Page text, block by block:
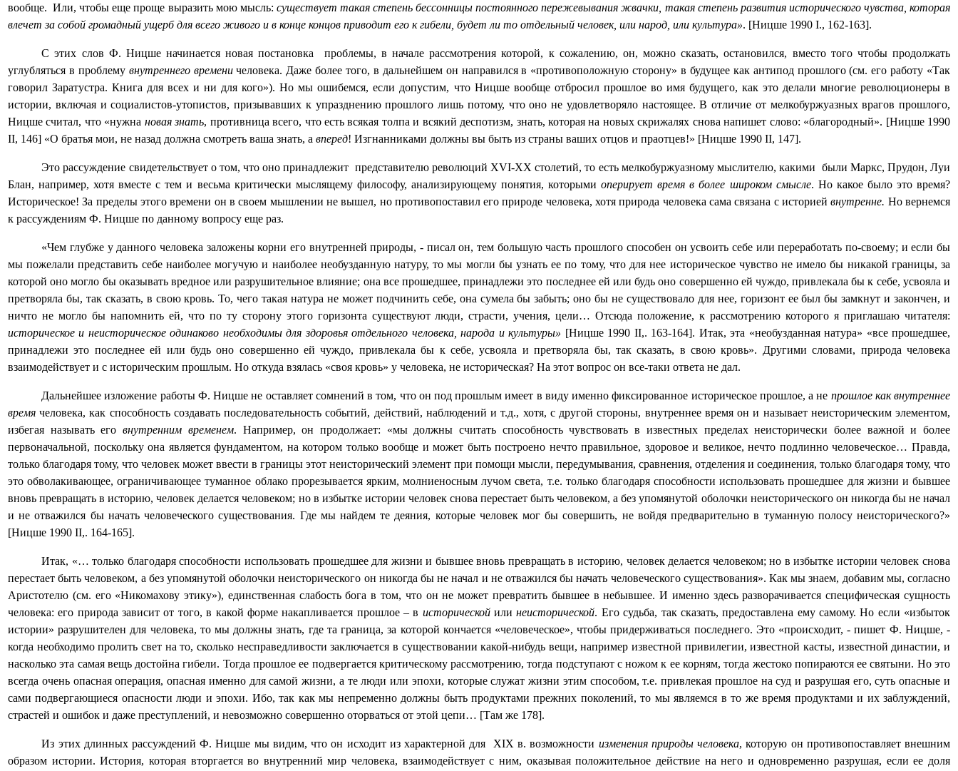
вообще. Или, чтобы еще проще выразить мою мысль: существует такая степень бессонницы постоянного пережевывания жвачки, такая степень развития исторического чувства, которая
влечет за собой громадный ущерб для всего живого и в конце концов приводит его к гибели, будет ли то отдельный человек, или народ, или культура». [Ницше 1990 I., 162-163].
С этих слов Ф. Ницше начинается новая постановка
проблемы, в начале рассмотрения которой, к сожалению, он, можно сказать, остановился, вместо того чтобы продолжать
углубляться в проблему внутреннего временичеловека. Даже более того, в дальнейшем он направился в «противоположную сторону» в будущее как антипод прошлого (см. его работу «Так
говорил Заратустра. Книга для всех и ни для кого»). Но мы ошибемся, если допустим, что Ницше вообще отбросил прошлое во имя будущего, как это делали многие революционеры в
истории, включая и социалистов-утопистов, призывавших к упразднению прошлого лишь потому, что оно не удовлетворяло настоящее. В отличие от мелкобуржуазных врагов прошлого,
Ницше считал, что «нужна новая знать, противница всего, что есть всякая толпа и всякий деспотизм, знать, которая на новых скрижалях снова напишет слово: «благородный». [Ницше 1990
II, 146] «О братья мои, не назад должна смотреть ваша знать, а вперед! Изгнанниками должны вы быть из страны ваших отцов и праотцев!» [Ницше 1990 II, 147].
Это рассуждение свидетельствует о том, что оно принадлежит представителю революций XVI-XX столетий, то есть мелкобуржуазному мыслителю, какими были Маркс, Прудон, Луи
Блан, например, хотя вместе с тем и весьма критически мыслящему философу, анализирующему понятия, которымиоперирует время в более широком смысле. Но какое было это время?
Историческое! За пределы этого времени он в своем мышлении не вышел, но противопоставил его природе человека, хотя природа человека сама связана с историейвнутренне. Но вернемся
к рассуждениям Ф. Ницше по данному вопросу еще раз.
«Чем глубже у данного человека заложены корни его внутренней природы, - писал он, тем большую часть прошлого способен он усвоить себе или переработать по-своему; и если бы
мы пожелали представить себе наиболее могучую и наиболее необузданную натуру, то мы могли бы узнать ее по тому, что для нее историческое чувство не имело бы никакой границы, за
которой оно могло бы оказывать вредное или разрушительное влияние; она все прошедшее, принадлежи это последнее ей или будь оно совершенно ей чуждо, привлекала бы к себе, усвояла и
претворяла бы, так сказать, в свою кровь. То, чего такая натура не может подчинить себе, она сумела бы забыть; оно бы не существовало для нее, горизонт ее был бы замкнут и закончен, и
ничто не могло бы напомнить ей, что по ту сторону этого горизонта существуют люди, страсти, учения, цели… Отсюда положение, к рассмотрению которого я приглашаю читателя:
историческое и неисторическое одинаково необходимы для здоровья отдельного человека, народа и культуры» [Ницше 1990 II,. 163-164]. Итак, эта «необузданная натура» «все прошедшее,
принадлежи это последнее ей или будь оно совершенно ей чуждо, привлекала бы к себе, усвояла и претворяла бы, так сказать, в свою кровь». Другими словами, природа человека
взаимодействует и с историческим прошлым. Но откуда взялась «своя кровь» у человека, не историческая? На этот вопрос он все-таки ответа не дал.
Дальнейшее изложение работы Ф. Ницше не оставляет сомнений в том, что он под прошлым имеет в виду именно фиксированное историческое прошлое, а не прошлое как внутреннее
время человека, как способность создавать последовательность событий, действий, наблюдений и т.д., хотя, с другой стороны, внутреннее время он и называет неисторическим элементом,
избегая называть еговнутренним временем. Например, он продолжает: «мы должны считать способность чувствовать в известных пределах неисторически более важной и более
первоначальной, поскольку она является фундаментом, на котором только вообще и может быть построено нечто правильное, здоровое и великое, нечто подлинно человеческое… Правда,
только благодаря тому, что человек может ввести в границы этот неисторический элемент при помощи мысли, передумывания, сравнения, отделения и соединения, только благодаря тому, что
это обволакивающее, ограничивающее туманное облако прорезывается ярким, молниеносным лучом света, т.е. только благодаря способности использовать прошедшее для жизни и бывшее
вновь превращать в историю, человек делается человеком; но в избытке истории человек снова перестает быть человеком, а без упомянутой оболочки неисторического он никогда бы не начал
и не отважился бы начать человеческого существования. Где мы найдем те деяния, которые человек мог бы совершить, не войдя предварительно в туманную полосу неисторического?»
[Ницше 1990 II,. 164-165].
Итак, «… только благодаря способности использовать прошедшее для жизни и бывшее вновь превращать в историю, человек делается человеком; но в избытке истории человек снова
перестает быть человеком, а без упомянутой оболочки неисторического он никогда бы не начал и не отважился бы начать человеческого существования». Как мы знаем, добавим мы, согласно
Аристотелю (см. его «Никомахову этику»), единственная слабость бога в том, что он не может превратить бывшее в небывшее. И именно здесь разворачивается специфическая сущность
человека: его природа зависит от того, в какой форме накапливается прошлое – в историческойилинеисторической. Его судьба, так сказать, предоставлена ему самому. Но если «избыток
истории» разрушителен для человека, то мы должны знать, где та граница, за которой кончается «человеческое», чтобы придерживаться последнего. Это «происходит, - пишет Ф. Ницше, -
когда необходимо пролить свет на то, сколько несправедливости заключается в существовании какой-нибудь вещи, например известной привилегии, известной касты, известной династии, и
насколько эта самая вещь достойна гибели. Тогда прошлое ее подвергается критическому рассмотрению, тогда подступают с ножом к ее корням, тогда жестоко попираются ее святыни. Но это
всегда очень опасная операция, опасная именно для самой жизни, а те люди или эпохи, которые служат жизни этим способом, т.е. привлекая прошлое на суд и разрушая его, суть опасные и
сами подвергающиеся опасности люди и эпохи. Ибо, так как мы непременно должны быть продуктами прежних поколений, то мы являемся в то же время продуктами и их заблуждений,
страстей и ошибок и даже преступлений, и невозможно совершенно оторваться от этой цепи… [Там же 178].
Из этих длинных рассуждений Ф. Ницше мы видим, что он исходит из характерной для XIX в. возможности изменения природы человека, которую он противопоставляет внешним
образом истории. История, которая вторгается во внутренний мир человека, взаимодействует с ним, оказывая положительное действие на него и одновременно разрушая, если ее доля